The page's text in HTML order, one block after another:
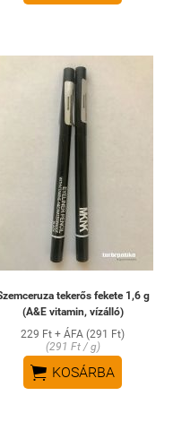
tekerős fekete 1,6 g
(A&E vitamin, vízálló)
229 Ft + ÁFA (291 Ft)
(291 Ft / g)
 KOSÁRBA